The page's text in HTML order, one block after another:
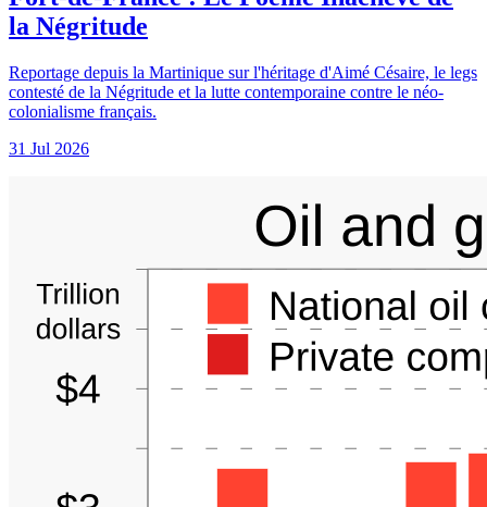
la Négritude
Reportage depuis la Martinique sur l'héritage d'Aimé Césaire, le legs
contesté de la Négritude et la lutte contemporaine contre le néo-
colonialisme français.
31 Jul 2026